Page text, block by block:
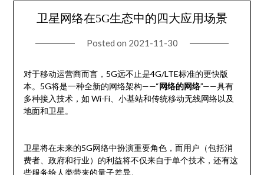
卫星网络在5G生态中的四大应用场景
Posted on 2021-11-30
对于移动运营商而言，5G远不止是4G/LTE标准的更快版
本。5G将是一种全新的网络架构——“网络的网络”——具有
多种接入技术，如 Wi-Fi、小基站和传统移动无线网络以及
地面和卫星。
卫星将在未来的5G网络中扮演重要角色，而用户（包括消
费者、政府和行业）的利益将不仅来自于单个技术，还有这
些服务给人类带来的量子差异。